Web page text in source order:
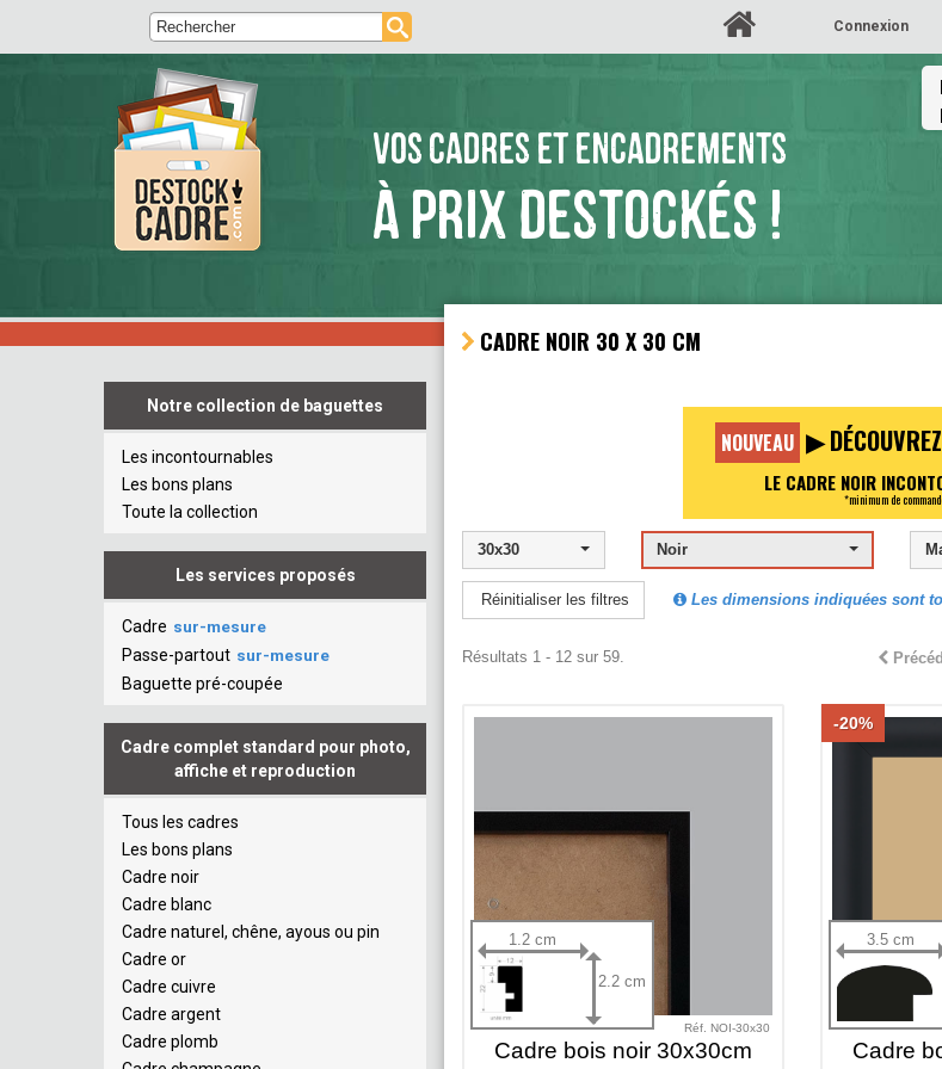
Connexion
VOS CADRES ET ENCADREMENTS
À PRIX DESTOCKÉS !
Notre collection de baguettes
Les incontournables
Les bons plans
Toute la collection
Les services proposés
Cadre sur-mesure
Passe-partout sur-mesure
Baguette pré-coupée
Cadre complet standard pour photo,
affiche et reproduction
Tous les cadres
Les bons plans
Cadre noir
Cadre blanc
Cadre naturel, chêne, ayous ou pin
Cadre or
Cadre cuivre
Cadre argent
Cadre plomb
CADRE NOIR
NOUVEAU ▶
LE CADRE NOIR
*minimum de
30x30 Noir
Réinitialiser les filtres Les dimensions indiquées sont
Résultats 1 - 12 sur 59.
1.2 cm
2.2 cm
Réf. NOI-30x30
Cadre bois noir 30x30cm
3.5 cm
-20%
Cadre